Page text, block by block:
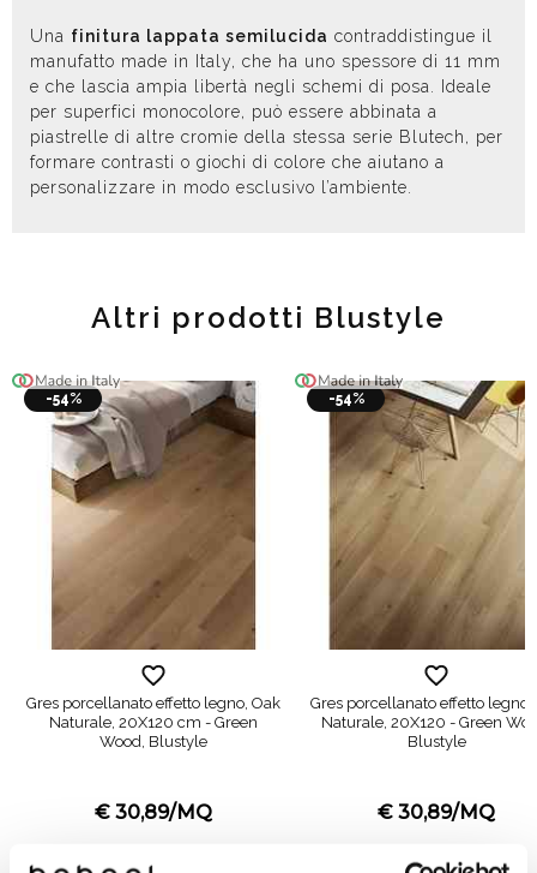
Una finitura lappata semilucida contraddistingue il
manufatto made in Italy, che ha uno spessore di 11 mm
e che lascia ampia libertà negli schemi di posa. Ideale
per superfici monocolore, può essere abbinata a
piastrelle di altre cromie della stessa serie Blutech, per
formare contrasti o giochi di colore che aiutano a
personalizzare in modo esclusivo l’ambiente.
Altri prodotti Blustyle
-54%
Gres porcellanato effetto legno, Oak
Naturale, 20X120 cm - Green
Wood, Blustyle
€ 30,89/MQ
-54%
Gres porcellanato effetto legno,
Naturale, 20X120 - Green
Blustyle
€ 30,89/MQ